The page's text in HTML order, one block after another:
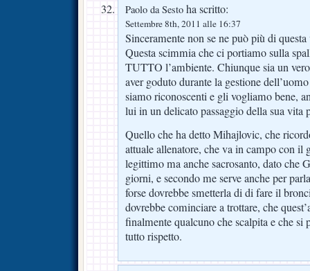
Paolo da Sesto ha scritto:
Settembre 8th, 2011 alle 16:37
Sinceramente non se ne può più di
Questa scimmia che ci portiamo sulla
TUTTO l’ambiente. Chiunque sia un
aver goduto durante la gestione
siamo riconoscenti e gli vogliamo bene,
lui in un delicato passaggio della sua vita
Quello che ha detto Mihajlovic, che
attuale allenatore, che va in campo con il
legittimo ma anche sacrosanto, dato che
giorni, e secondo me serve anche per
forse dovrebbe smetterla di di fare il
dovrebbe cominciare a trottare, che
finalmente qualcuno che scalpita e che si
tutto rispetto.